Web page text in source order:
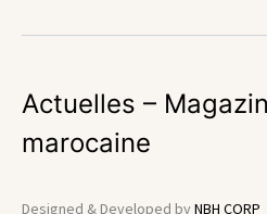
Actuelles –
marocaine
Designed & Developed byNBH CORP